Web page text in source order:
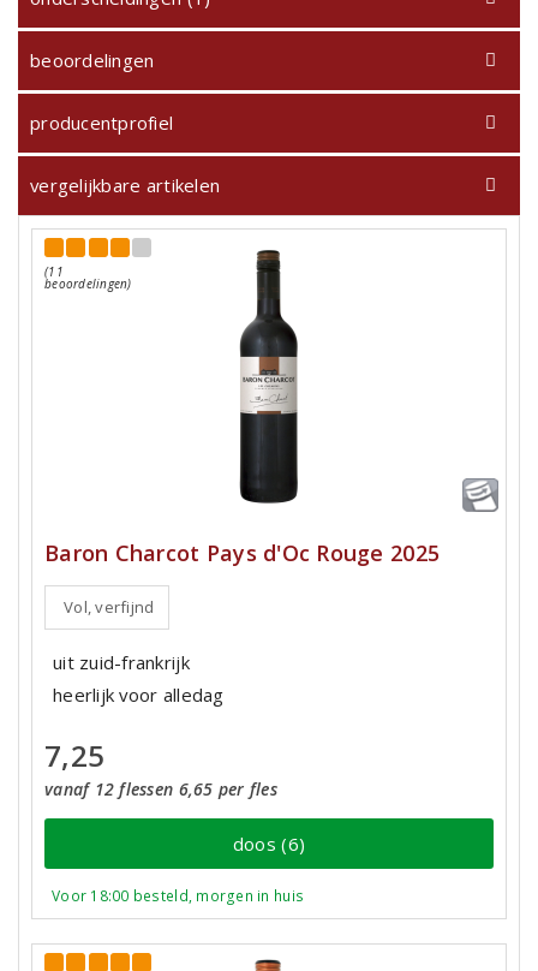
beoordelingen
producentprofiel
vergelijkbare artikelen
(11
beoordelingen)
Baron Charcot Pays d'Oc Rouge 2025
Vol, verfijnd
uit zuid-frankrijk
heerlijk voor alledag
7,25
vanaf 12 flessen 6,65 per fles
doos (6)
Voor 18:00 besteld, morgen in huis